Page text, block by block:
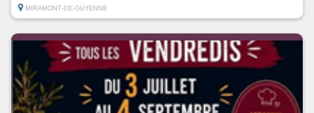
MIRAMONT-DE-GUYENNE